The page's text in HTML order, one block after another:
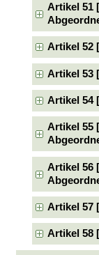
Artikel 51
Artikel 52
Artikel 53
Artikel 54
Artikel 55
Artikel 56
Artikel 57
Artikel 58